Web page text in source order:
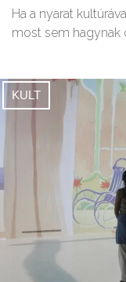
Ha a nyarat
most sem hagynak
KULT